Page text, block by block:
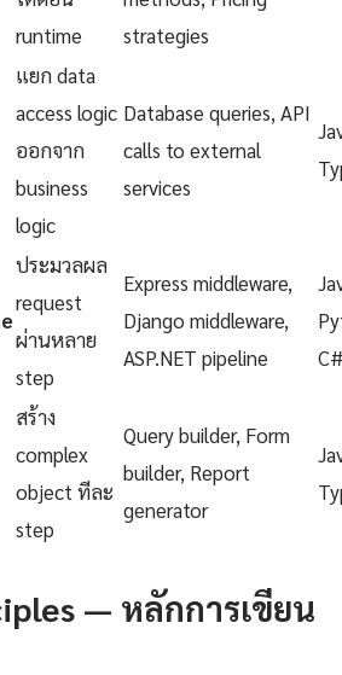
runtime
strategies
แยก data
access logic
ออกจาก
business
logic
Database queries, API
calls to external
services
ประมวลผล
request
ผ่านหลาย
step
Express middleware,
Django middleware,
ASP.NET pipeline
สร้าง
complex
object ทีละ
step
Query builder, Form
builder, Report
generator
— หลักการเขียน